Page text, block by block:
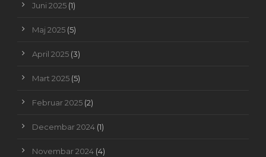
Juni 2025 (1)
Maj 2025 (5)
April 2025 (3)
Mart 2025 (5)
Februar 2025 (2)
Decembar 2024 (1)
Novembar 2024 (4)